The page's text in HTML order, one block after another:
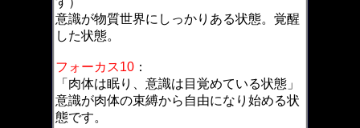
意識が物質世界にしっかりある状態。覚醒
した状態。
フォーカス10 ：
「肉体は眠り、意識は目覚めている状態」
意識が肉体の束縛から自由になり始める状
態です。